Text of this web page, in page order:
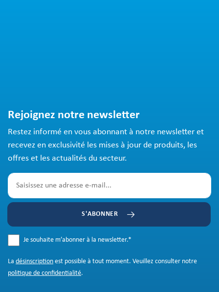
Rejoignez notre newsletter
Restez informé en vous abonnant à notre newsletter et
recevez en exclusivité les mises à jour de produits, les
offres et les actualités du secteur.
S'ABONNER
Je souhaite m’abonner à la newsletter.*
La désinscription est possible à tout moment. Veuillez consulter notre
politique de confidentialité.